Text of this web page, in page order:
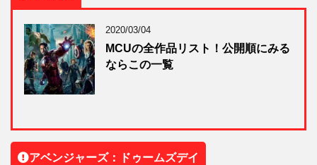
2020/03/04
MCUの全作品リスト！公開順にみる
ならこの一覧
アベンジャーズ：ドゥームズデイ